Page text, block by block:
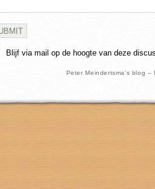
Blijf via mail op de hoogte van deze
Peter Meindertsma's blog